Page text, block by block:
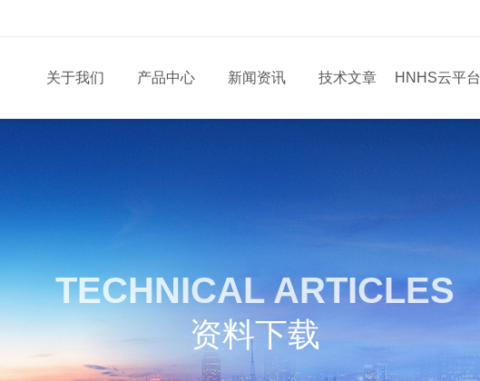
关于我们 产品中心 新闻资讯 技术文章 HNHS云平台
TECHNICAL ARTICLES
资料下载